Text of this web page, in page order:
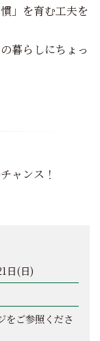
」を育む工夫を
暮らしにちょっ
ャンス！
日(日)
をご参照くださ